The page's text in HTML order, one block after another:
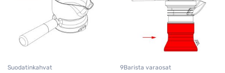
Suodatinkahvat 9Barista varaosat